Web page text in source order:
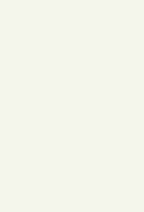
webbplats.